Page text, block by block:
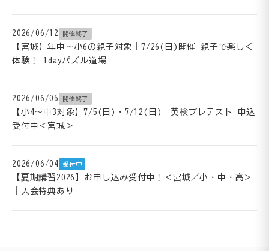
2026/06/12 開催終了
【宮城】年中～小6の親子対象｜7/26(日)開催 親子で楽しく
体験！ 1dayパズル道場
2026/06/06 開催終了
【小4～中3対象】7/5(日)・7/12(日)｜英検プレテスト 申込
受付中＜宮城＞
2026/06/04 受付中
【夏期講習2026】お申し込み受付中！＜宮城／小・中・高＞
｜入会特典あり